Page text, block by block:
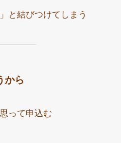
と結びつけてしまう
から
って申込む